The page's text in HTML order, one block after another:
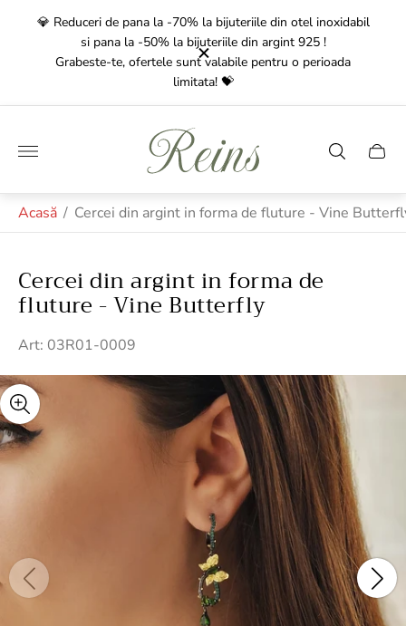
Transport Gratuitpentru comenzile de peste 350 Lei!
Livrareadureaza intre 1-3 zile lucratoare!🚚
Sigla
magazinului"
Acasă / Cercei din argint in forma de fluture - Vine
Cercei din argint in forma de
fluture - Vine Butterfly
Art: 03R01-0009